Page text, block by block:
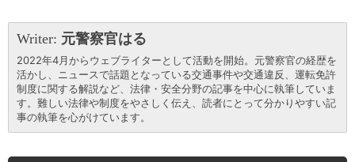
Writer: 元警察官はる
2022年4月からウェブライターとして活動を開始。元警察官の経歴を
活かし、ニュースで話題となっている交通事件や交通違反、運転免許
制度に関する解説など、法律・安全分野の記事を中心に執筆していま
す。難しい法律や制度をやさしく伝え、読者にとって分かりやすい記
事の執筆を心がけています。